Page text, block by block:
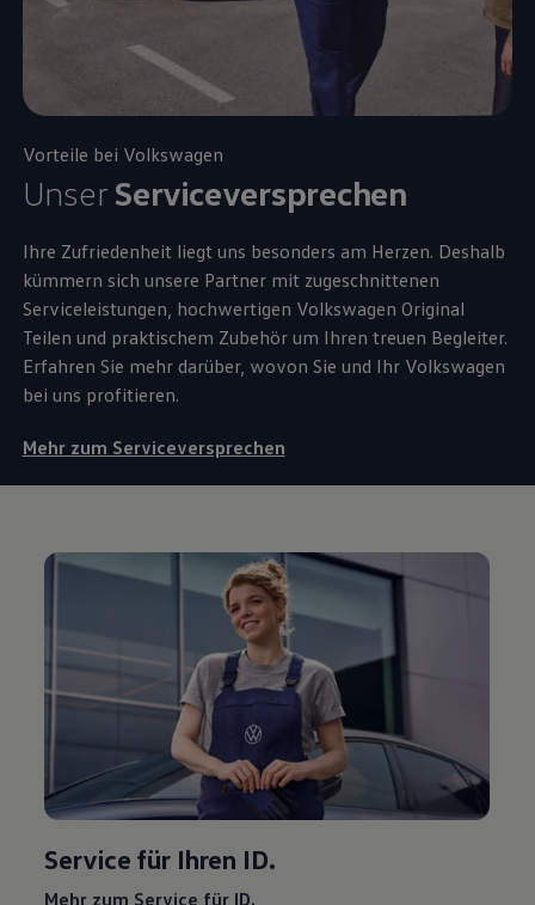
Vorteile bei Volkswagen
Unser Serviceversprechen
Ihre Zufriedenheit liegt uns besonders am Herzen. Deshalb
kümmern sich unsere Partner mit zugeschnittenen
Serviceleistungen, hochwertigen Volkswagen Original
Teilen und praktischem Zubehörum Ihren treuen Begleiter.
Erfahren Sie mehr darüber, wovon Sie und Ihr Volkswagen
bei uns profitieren.
Mehr zum Serviceversprechen
Service für Ihren ID.
Mehr zum Service für ID.